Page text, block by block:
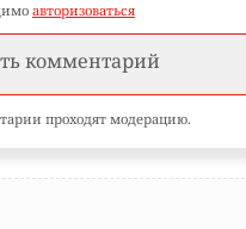
авторизоваться
проходят модерацию.